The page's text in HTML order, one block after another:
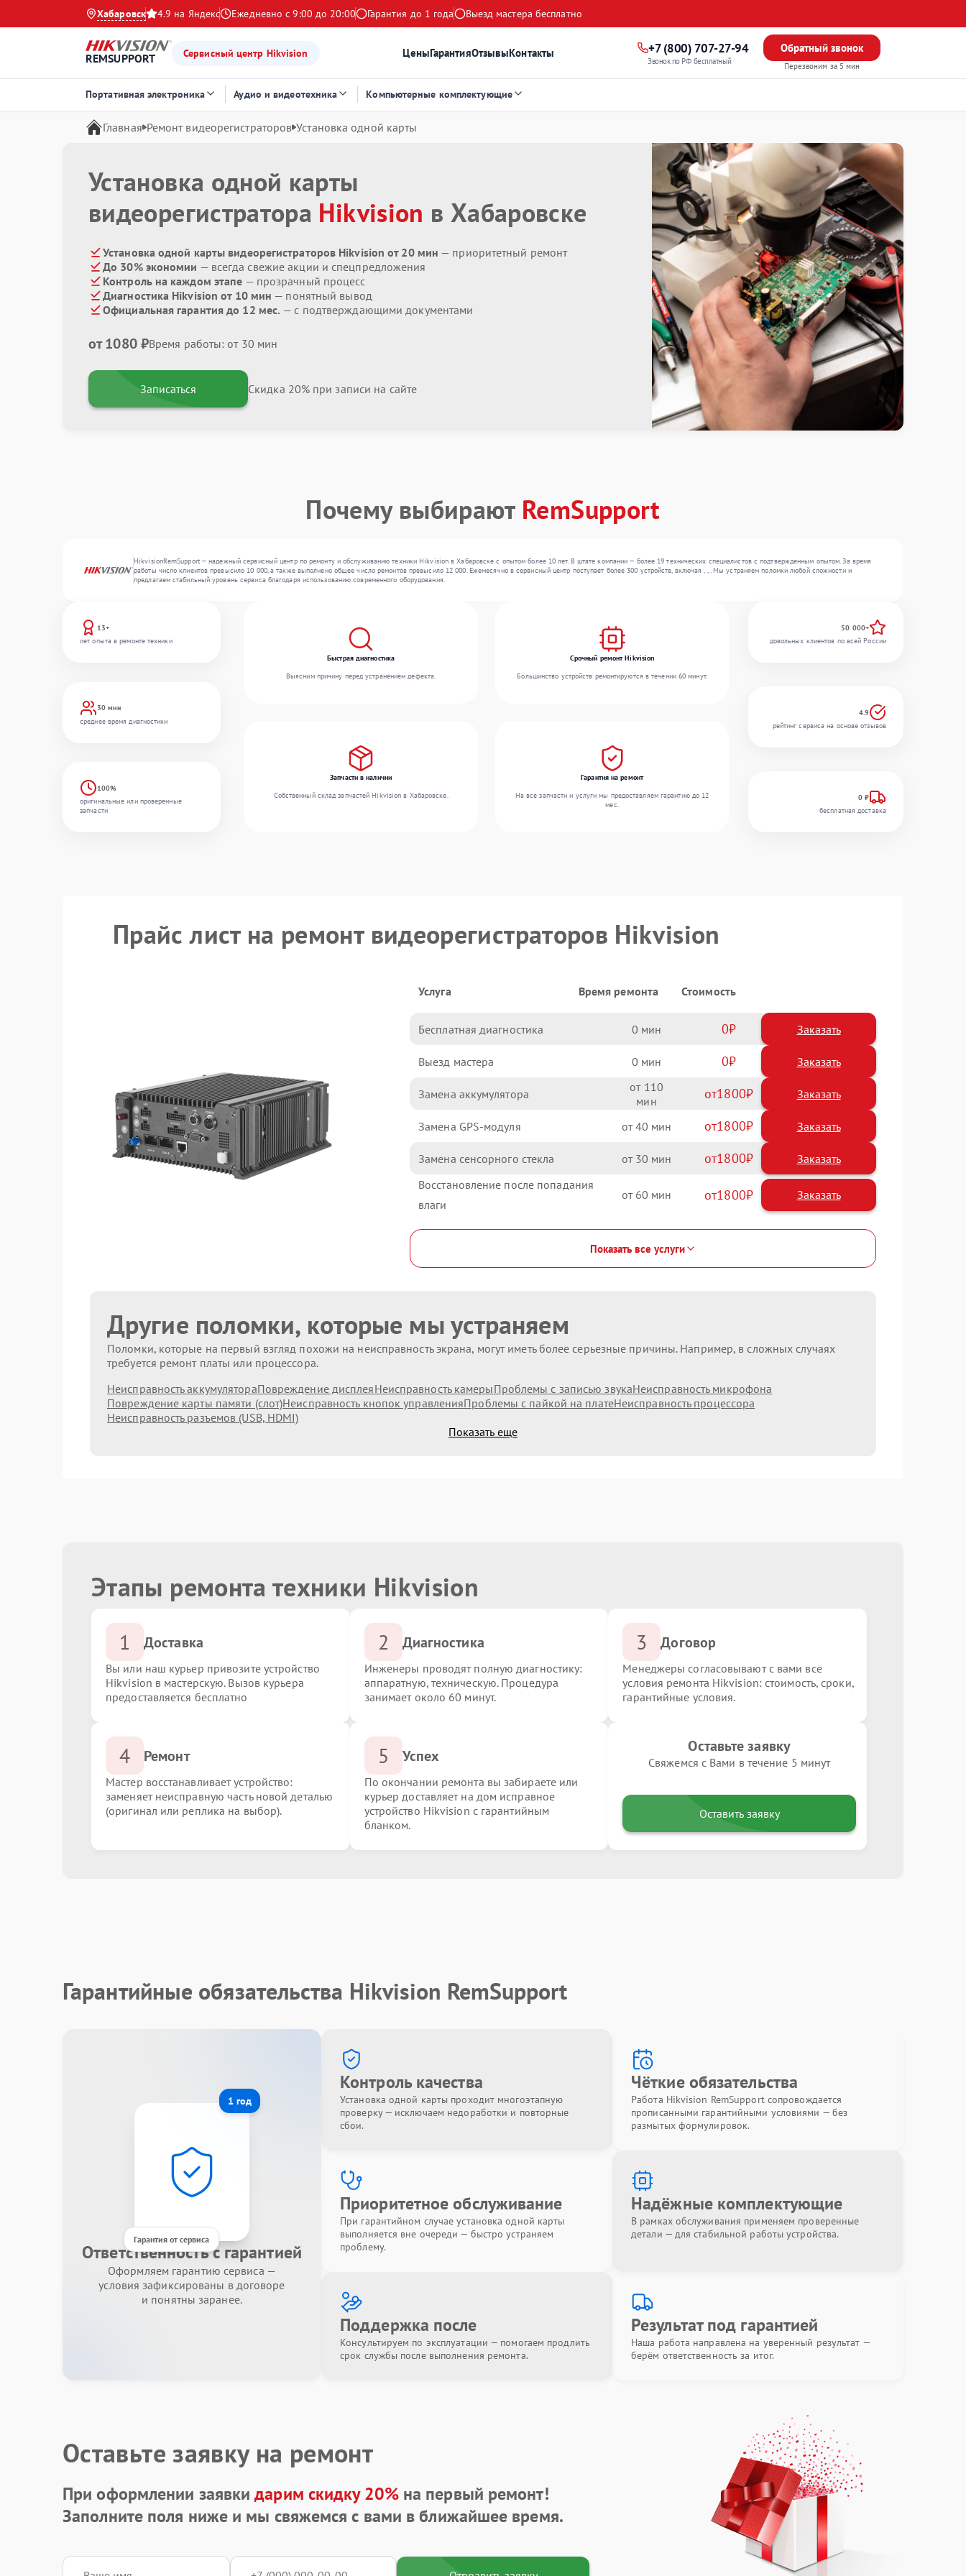
Хабаровск 4.9 на Яндекс Ежедневно с 9:00 до 20:00 Гарантия до 1 года Выезд мастера бесплатно
REMSUPPORT Сервисный центр Hikvision ЦеныГарантияОтзывыКонтакты +7 (800) 707-27-94
Звонок по РФ бесплатный
Обратный звонок
Перезвоним за 5 мин
Портативная электроника Аудио и видеотехника Компьютерные комплектующие
Главная Ремонт видеорегистраторов Установка одной карты
Установка одной карты
видеорегистратора Hikvision в Хабаровске
Установка одной карты видеорегистраторов Hikvision от 20 мин — приоритетный ремонт
До 30% экономии — всегда свежие акции и спецпредложения
Контроль на каждом этапе — прозрачный процесс
Диагностика Hikvision от 10 мин — понятный вывод
Официальная гарантия до 12 мес. — с подтверждающими документами
от 1080 ₽Время работы: от 30 мин
Записаться Скидка 20% при записи на сайте
Почему выбирают RemSupport
HikvisionRemSupport — надежный сервисный центр по ремонту и обслуживанию техники Hikvision в Хабаровске с опытом более 10 лет. В штате компании — более 19 технических специалистов с подтвержденным опытом. За время
работы число клиентов превысило 10 000, а также выполнено общее число ремонтов превысило 12 000. Ежемесячно в сервисный центр поступает более 300 устройств, включая , , . Мы устраняем поломки любой сложности и
предлагаем стабильный уровень сервиса благодаря использованию современного оборудования.
13+
лет опыта в ремонте техники
30 мин
среднее время диагностики
100%
оригинальные или проверенные
запчасти
Быстрая диагностика
Выясним причину перед устранением дефекта.
Срочный ремонт Hikvision
Большинство устройств ремонтируются в течении 60 минут.
Запчасти в наличии
Собственный склад запчастей Hikvision в Хабаровске.
Гарантия на ремонт
На все запчасти и услуги мы предоставляем гарантию до 12
мес.
50 000+
довольных клиентов по всей России
4.9
рейтинг сервиса на основе отзывов
0 ₽
бесплатная доставка
Прайс лист на ремонт видеорегистраторов Hikvision
Услуга Время ремонта Стоимость
Бесплатная диагностика 0 0 Заказать
Выезд мастера 0 0 Заказать
Замена аккумулятора 110 1800
Замена GPS-модуля 40 1800
Замена сенсорного стекла 30 1800
Восстановление после попадания
влаги
60 1800
Показать все услуги
Другие поломки, которые мы устраняем
Поломки, которые на первый взгляд похожи на неисправность экрана, могут иметь более серьезные причины. Например, в сложных случаях
требуется ремонт платы или процессора.
Неисправность аккумулятораПовреждение дисплеяНеисправность камерыПроблемы с записью звукаНеисправность микрофона
Повреждение карты памяти (слот)Неисправность кнопок управленияПроблемы с пайкой на платеНеисправность процессора
Неисправность разъемов (USB, HDMI)
Показать еще
Этапы ремонта техники Hikvision
1 Доставка
Вы или наш курьер привозите устройство
Hikvision в мастерскую. Вызов курьера
предоставляется бесплатно
2 Диагностика
Инженеры проводят полную диагностику:
аппаратную, техническую. Процедура
занимает около 60 минут.
3 Договор
Менеджеры согласовывают с вами все
условия ремонта Hikvision: стоимость, сроки,
гарантийные условия.
4 Ремонт
Мастер восстанавливает устройство:
заменяет неисправную часть новой деталью
(оригинал или реплика на выбор).
5 Успех
По окончании ремонта вы забираете или
курьер доставляет на дом исправное
устройство Hikvision с гарантийным
бланком.
Оставьте заявку
Свяжемся с Вами в течение 5 минут
Оставить заявку
Гарантийные обязательства Hikvision RemSupport
1 год
Гарантия от сервиса
Ответственность с гарантией
Оформляем гарантию сервиса —
условия зафиксированы в договоре
и понятны заранее.
Контроль качества
Установка одной карты проходит многоэтапную
проверку — исключаем недоработки и повторные
сбои.
Чёткие обязательства
Работа Hikvision RemSupport сопровождается
прописанными гарантийными условиями — без
размытых формулировок.
Приоритетное обслуживание
При гарантийном случае установка одной карты
выполняется вне очереди — быстро устраняем
проблему.
Надёжные комплектующие
В рамках обслуживания применяем проверенные
детали — для стабильной работы устройства.
Поддержка после
Консультируем по эксплуатации — помогаем продлить
срок службы после выполнения ремонта.
Результат под гарантией
Наша работа направлена на уверенный результат —
берём ответственность за итог.
Оставьте заявку на ремонт
При оформлении заявкидарим скидку 20%на первый ремонт!
Заполните поля ниже и мы свяжемся с вами в ближайшее время.